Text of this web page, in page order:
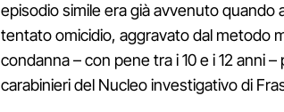
episodio simile era già avvenuto quando
tentato omicidio, aggravato dal metodo
condanna – con pene tra i 10 e i 12 anni –
carabinieri del Nucleo investigativo di